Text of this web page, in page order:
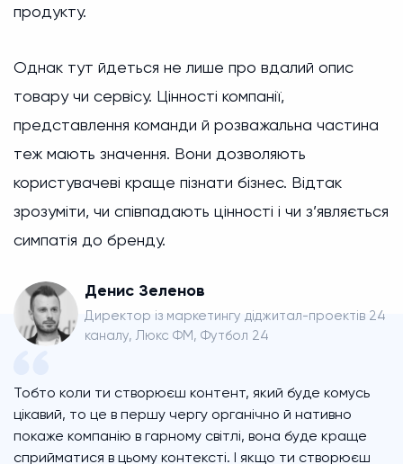
продукту.
Однак тут йдеться не лише про вдалий опис
товару чи сервісу. Цінності компанії,
представлення команди й розважальна частина
теж мають значення. Вони дозволяють
користувачеві краще пізнати бізнес. Відтак
зрозуміти, чи співпадають цінності і чи з’являється
симпатія до бренду.
Денис Зеленов
Директор із маркетингу діджитал-проектів 24
каналу, Люкс ФМ, Футбол 24
Тобто коли ти створюєш контент, який буде комусь
цікавий, то це в першу чергу органічно й нативно
покаже компанію в гарному світлі, вона буде краще
сприйматися в цьому контексті. І якщо ти створюєш